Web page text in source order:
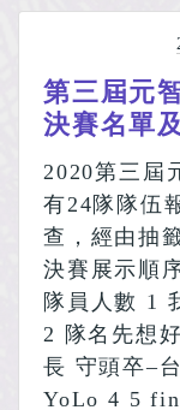
第三屆元
決賽名單
2020第三屆
有24隊隊伍
查，經由抽
決賽展示順
隊員人數 1 我想不到 一機在手 通行無阻 3
2 隊名先想好 智書
長 守頭卒–台
YoLo 4 5 finalfinal_final0303.apk 認真學